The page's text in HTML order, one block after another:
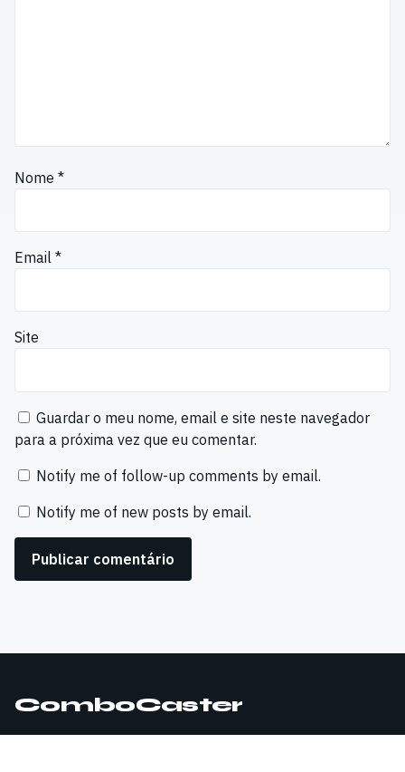
Nome *
Email *
Site
Guardar o meu nome, email e site neste navegador
para a próxima vez que eu comentar.
Notify me of follow-up comments by email.
Notify me of new posts by email.
ComboCaster